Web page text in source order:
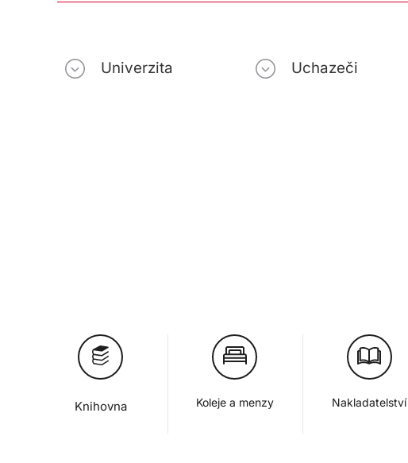
Univerzita Uchazeči
Knihovna Koleje a menzy Nakladatelství